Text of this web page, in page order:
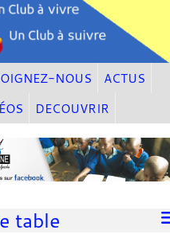
NOUS
ACTUS
DECOUVRIR
table